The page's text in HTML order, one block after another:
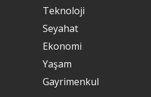
Teknoloji
Seyahat
Ekonomi
Yaşam
Gayrimenkul